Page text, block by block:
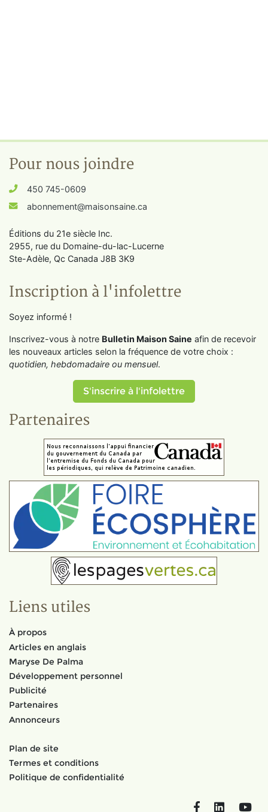
Pour nous joindre
450 745-0609
abonnement@maisonsaine.ca
Éditions du 21e siècle Inc.
2955, rue du Domaine-du-lac-Lucerne
Ste-Adèle, Qc Canada J8B 3K9
Inscription à l'infolettre
Soyez informé !
Inscrivez-vous à notre Bulletin Maison Saine afin de recevoir
les nouveaux articles selon la fréquence de votre choix :
quotidien, hebdomadaire ou mensuel.
S'inscrire à l'infolettre
Partenaires
Liens utiles
À propos
Articles en anglais
Maryse De Palma
Développement personnel
Publicité
Partenaires
Annonceurs
Plan de site
Termes et conditions
Politique de confidentialité
FacebookLinkedIn